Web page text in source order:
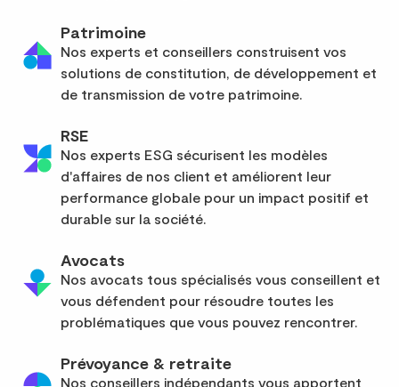
Patrimoine
Nos experts et conseillers construisent vos
solutions de constitution, de développement et
de transmission de votre patrimoine.
RSE
Nos experts ESG sécurisent les modèles
d'affaires de nos client et améliorent leur
performance globale pour un impact positif et
durable sur la société.
Avocats
Nos avocats tous spécialisés vous conseillent et
vous défendent pour résoudre toutes les
problématiques que vous pouvez rencontrer.
Prévoyance & retraite
Nos conseillers indépendants vous apportent